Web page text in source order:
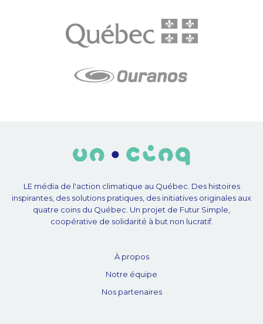
LE média de l'action climatique au Québec. Des histoires
inspirantes, des solutions pratiques, des initiatives originales aux
quatre coins du Québec. Un projet de Futur Simple,
coopérative de solidarité à but non lucratif.
À propos
Notre équipe
Nos partenaires